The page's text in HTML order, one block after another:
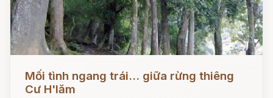
Đọc ngay
Mối tình ngang trái... giữa rừng thiêng
Cư H'lăm